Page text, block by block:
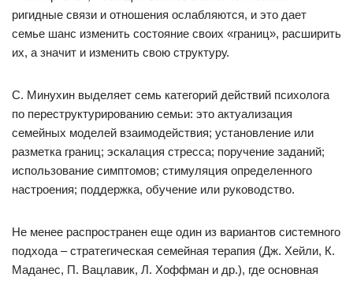
ригидные связи и отношения ослабляются, и это дает
семье шанс изменить состояние своих «границ», расширить
их, а значит и изменить свою структуру.
С. Минухин выделяет семь категорий действий психолога
по переструктурированию семьи: это актуализация
семейных моделей взаимодействия; установление или
разметка границ; эскалация стресса; поручение заданий;
использование симптомов; стимуляция определенного
настроения; поддержка, обучение или руководство.
Не менее распространен еще один из вариантов системного
подхода – стратегическая семейная терапия (Дж. Хейли, К.
Маданес, П. Вацлавик, Л. Хоффман и др.), где основная